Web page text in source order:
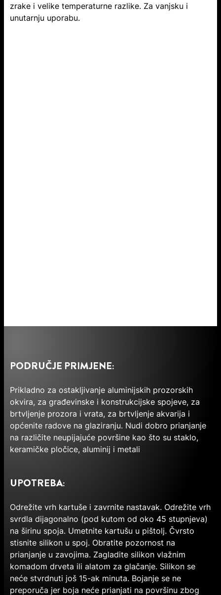
zrake i velike temperaturne razlike. Za vanjsku i
unutarnju uporabu.
PODRUČJE PRIMJENE:
Prikladno za ostakljivanje aluminijskih prozorskih
okvira, za građevinske i konstrukcijske spojeve, za
brtvljenje prozora i vrata, za brtvljenje akvarija i
općenite radove na glaziranju. Nudi dobro prianjanje
na različite neupijajuće površine kao što su staklo,
keramičke pločice, aluminij i metali
UPOTREBA:
Odrežite vrh kartuše i zavrnite nastavak. Odrežite vrh
svrdla dijagonalno (pod kutom od oko 45 stupnjeva)
na širinu spoja. Umetnite kartušu u pištolj. Čvrsto
stisnite silikon u spoj. Obratite pozornost na
prianjanje u zavojima. Zagladite silikon vlažnim
komadom drveta ili alatom za glačanje. Silikon se
neće stvrdnuti još 15-ak minuta. Bojanje se ne
preporuča jer boja neće prianjati na površinu zbog